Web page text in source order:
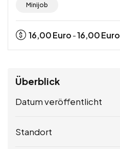
Minijob
16,00Euro -16,00Euro
Überblick
Datum veröffentlicht
Standort